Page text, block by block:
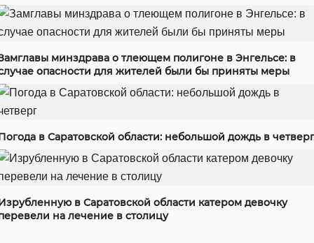
минздрава о тлеющем полигоне в Энгельсе: в
опасности для жителей были бы приняты меры
в Саратовской области: небольшой дождь в четверг
в Саратовской области катером девочку
на лечение в столицу